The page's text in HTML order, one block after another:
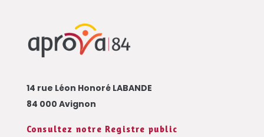
14 rue Léon Honoré LABANDE
84 000 Avignon
Consultez notre Registre public